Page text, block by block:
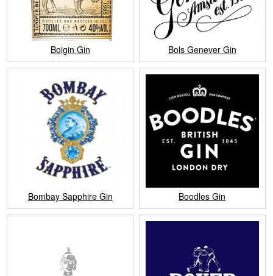
Boigin Gin Bols Genever Gin
Bombay Sapphire Gin Boodles Gin